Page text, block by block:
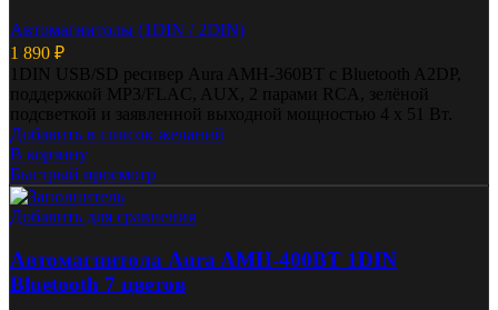
Автомагнитолы (1DIN / 2DIN)
1 890 ₽
1DIN USB/SD ресивер Aura AMH-360BT с Bluetooth A2DP,
поддержкой MP3/FLAC, AUX, 2 парами RCA, зелёной
подсветкой и заявленной выходной мощностью 4 x 51 Вт.
Добавить в список желаний
В корзину
Быстрый просмотр
Добавить для сравнения
Автомагнитола Aura AMH-400BT 1DIN
Bluetooth 7 цветов